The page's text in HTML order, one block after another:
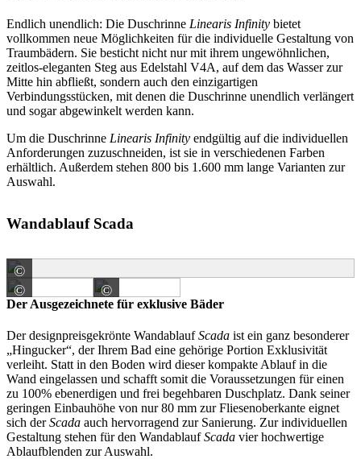
Endlich unendlich: Die Duschrinne Linearis Infinity bietet
vollkommen neue Möglichkeiten für die individuelle Gestaltung von
Traumbädern. Sie besticht nicht nur mit ihrem ungewöhnlichen,
zeitlos-eleganten Steg aus Edelstahl V4A, auf dem das Wasser zur
Mitte hin abfließt, sondern auch den einzigartigen
Verbindungsstücken, mit denen die Duschrinne unendlich verlängert
und sogar abgewinkelt werden kann.
Um die Duschrinne Linearis Infinity endgültig auf die individuellen
Anforderungen zuzuschneiden, ist sie in verschiedenen Farben
erhältlich. Außerdem stehen 800 bis 1.600 mm lange Varianten zur
Auswahl.
Wandablauf Scada
©
© KESSEL SE + Co. KG
©
Der Ausgezeichnete für exklusive Bäder
Der designpreisgekrönte Wandablauf Scada ist ein ganz besonderer
„Hingucker“, der Ihrem Bad eine gehörige Portion Exklusivität
verleiht. Statt in den Boden wird dieser kompakte Ablauf in die
Wand eingelassen und schafft somit die Voraussetzungen für einen
zu 100% ebenerdigen und frei begehbaren Duschplatz. Dank seiner
geringen Einbauhöhe von nur 80 mm zur Fliesenoberkante eignet
sich derScada auch hervorragend zur Sanierung. Zur individuellen
Gestaltung stehen für den WandablaufScada vier hochwertige
Ablaufblenden zur Auswahl.